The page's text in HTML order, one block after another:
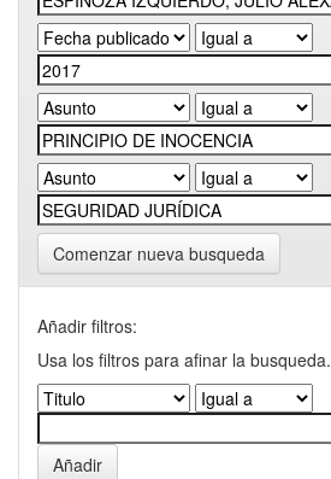
Comenzar nueva busqueda
Añadir filtros:
Usa los filtros para afinar la busqueda.